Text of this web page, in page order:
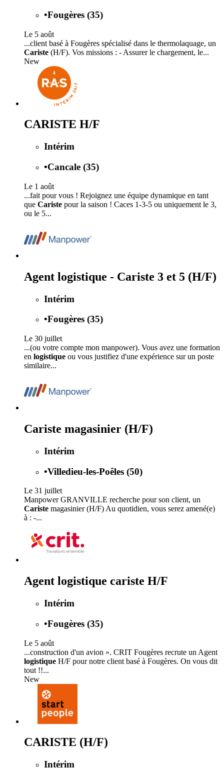
•Fougères (35)
Le 5 août
...client basé à Fougères spécialisé dans le thermolaquage, un
Cariste (H/F). Vos missions : - Assurer le chargement, le...
New
CARISTE H/F
Intérim
•Cancale (35)
Le 1 août
...fait pour vous ! Rejoignez une équipe dynamique en tant
que Cariste pour la saison ! Caces 1-3-5 ou uniquement le 3,
ou le 5...
Agent logistique - Cariste 3 et 5 (H/F)
Intérim
•Fougères (35)
Le 30 juillet
...(ou votre compte mon manpower). Vous avez une formation
en logistique ou vous justifiez d'une expérience sur un poste
similaire...
Cariste magasinier (H/F)
Intérim
•Villedieu-les-Poêles (50)
Le 31 juillet
Manpower GRANVILLE recherche pour son client, un
Cariste magasinier (H/F) Au quotidien, vous serez amené(e)
à : -...
Agent logistique cariste H/F
Intérim
•Fougères (35)
Le 5 août
...construction d'un avion ». CRIT Fougères recrute un Agent
logistique H/F pour notre client basé à Fougères. On vous dit
tout !!...
New
CARISTE (H/F)
Intérim